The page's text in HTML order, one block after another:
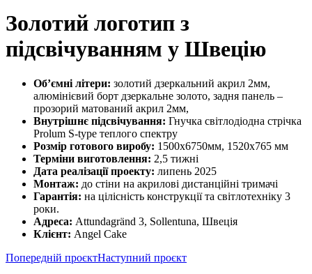
Золотий логотип з
підсвічуванням у Швецію
Об’ємні літери: золотий дзеркальний акрил 2мм,
алюмінієвий борт дзеркальне золото, задня панель –
прозорий матований акрил 2мм,
Внутрішнє підсвічування: Гнучка світлодіодна стрічка
Prolum S-type теплого спектру
Розмір готового виробу: 1500х6750мм, 1520х765 мм
Терміни виготовлення: 2,5 тижні
Дата реалізації проекту: липень 2025
Монтаж: до стіни на акрилові дистанційні тримачі
Гарантія: на цілісність конструкції та світлотехніку 3
роки.
Адреса: Attundagränd 3, Sollentuna, Швеція
Клієнт: Angel Cake
Попередній проєктНаступний проєкт